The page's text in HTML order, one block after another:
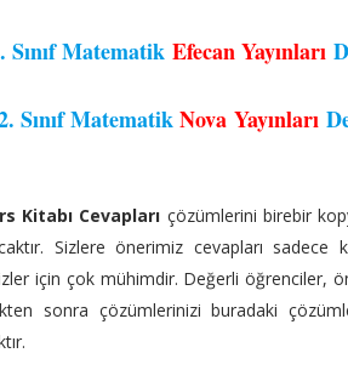
Sınıf MatematikEfecan Yayınları
Sınıf MatematikNova Yayınları
Kitabı Cevapları çözümlerini birebir
Sizlere önerimiz cevapları sadece
için çok mühimdir. Değerli öğrenciler,
sonra çözümlerinizi buradaki